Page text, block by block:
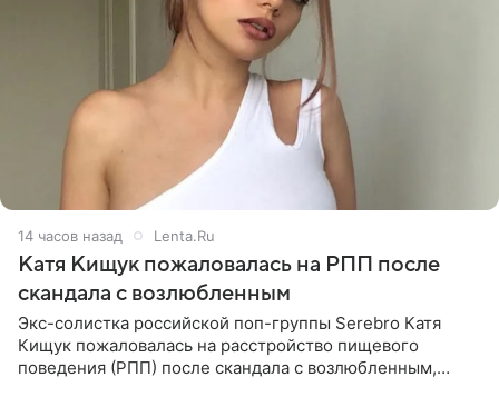
14 часов назад Lenta.Ru
Катя Кищук пожаловалась на РПП после
скандала с возлюбленным
Экс-солистка российской поп-группы Serebro Катя
Кищук пожаловалась на расстройство пищевого
поведения (РПП) после скандала с возлюбленным,